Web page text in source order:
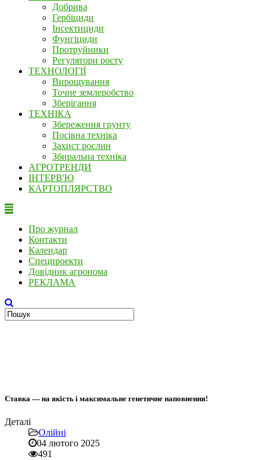
Добрива
Гербіциди
Інсектициди
Фунгіциди
Протруйники
Регулятори росту
ТЕХНОЛОГІЇ
Вирощування
Точне землеробство
Зберігання
ТЕХНІКА
Збереження грунту
Посівна техніка
Захист рослин
Збиральна техніка
АГРОТРЕНДИ
ІНТЕРВ'Ю
КАРТОПЛЯРСТВО
Про журнал
Контакти
Календар
Спецпроекти
Довідник агронома
РЕКЛАМА
Ставка — на якість і максимальне генетичне наповнення!
Деталі
Олійні
04 лютого 2025
491